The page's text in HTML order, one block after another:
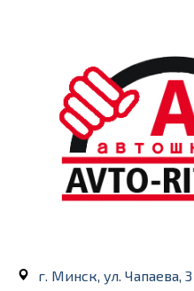
г. Минск, ул. Чапаева, 3